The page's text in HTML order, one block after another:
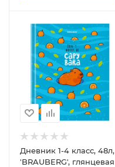
Дневник 1-4 класс, 48л,
'BRAUBERG', глянцевая